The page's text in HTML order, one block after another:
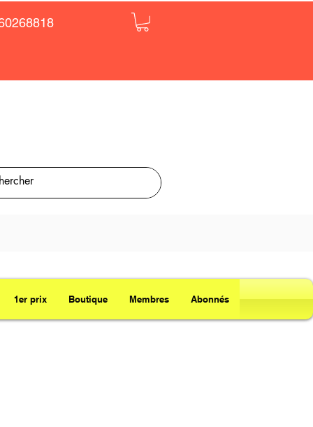
1er prix Boutique Membres Abonnés